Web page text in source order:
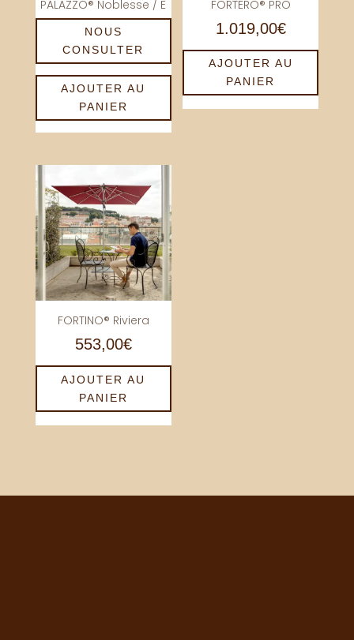
PALAZZO® Noblesse / E
NOUS
CONSULTER
AJOUTER AU
PANIER
FORTERO® PRO
1.019,00€
AJOUTER AU
PANIER
FORTINO® Riviera
553,00€
AJOUTER AU
PANIER